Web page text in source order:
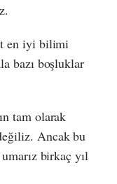
en iyi bilimi
bazı boşluklar
tam olarak
Ancak bu
birkaç yıl